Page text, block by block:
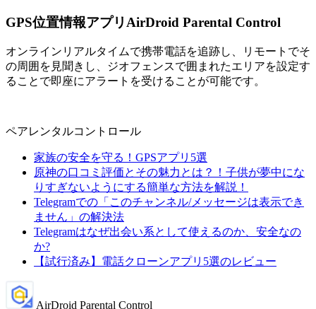
GPS位置情報アプリAirDroid Parental Control
オンラインリアルタイムで携帯電話を追跡し、リモートでそ
の周囲を見聞きし、ジオフェンスで囲まれたエリアを設定す
ることで即座にアラートを受けることが可能です。
ペアレンタルコントロール
家族の安全を守る！GPSアプリ5選
原神の口コミ評価とその魅力とは？！子供が夢中にな
りすぎないようにする簡単な方法を解説！
Telegramでの「このチャンネル/メッセージは表示でき
ません」の解決法
Telegramはなぜ出会い系として使えるのか、安全なの
か?
【試行済み】電話クローンアプリ5選のレビュー
AirDroid Parental Control